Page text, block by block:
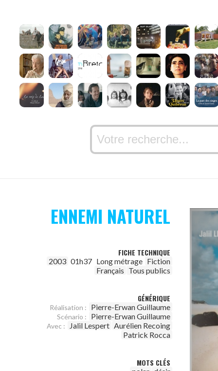
ENNEMI NATUREL
FICHE TECHNIQUE
2003 01h37 Long métrage Fiction
Français Tous publics
GÉNÉRIQUE
Réalisation : Pierre-Erwan Guillaume
Scénario : Pierre-Erwan Guillaume
Avec : Jalil Lespert Aurélien Recoing
Patrick Rocca
MOTS CLÉS